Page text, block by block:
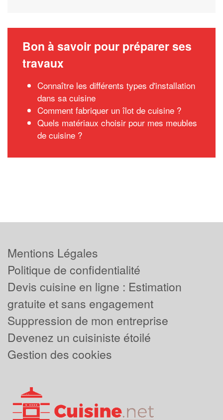
Bon à savoir pour préparer ses
travaux
Connaître les différents types d'installation
dans sa cuisine
Comment fabriquer un îlot de cuisine ?
Quels matériaux choisir pour mes meubles
de cuisine ?
Mentions Légales
Politique de confidentialité
Devis cuisine en ligne : Estimation
gratuite et sans engagement
Suppression de mon entreprise
Devenez un cuisiniste étoilé
Gestion des cookies